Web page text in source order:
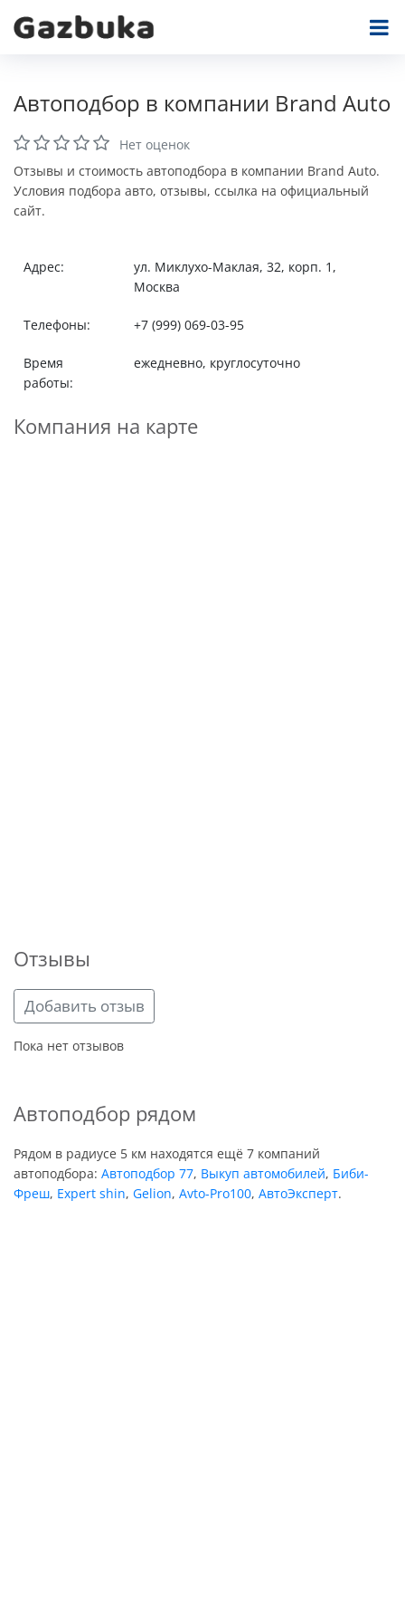
Автоподбор в компании Brand Auto
Нет оценок
Отзывы и стоимость автоподбора в компании Brand Auto.
Условия подбора авто, отзывы, ссылка на официальный
сайт.
Адрес:
ул. Миклухо-Маклая, 32, корп. 1,
Москва
Телефоны: +7 (999) 069-03-95
Время
работы:
ежедневно, круглосуточно
Компания на карте
Отзывы
Добавить отзыв
Пока нет отзывов
Автоподбор рядом
Рядом в радиусе 5 км находятся ещё 7 компаний
автоподбора: Автоподбор 77, Выкуп автомобилей, Биби-
Фреш, Expert shin, Gelion, Avto-Pro100, АвтоЭксперт.